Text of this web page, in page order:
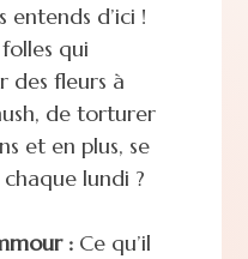
entends d’ici !
qui
des fleurs à
de torturer
et en plus, se
lundi ?
:Ce qu’il